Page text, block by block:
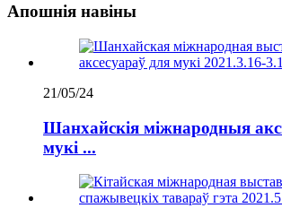
Апошнія навіны
21/05/24
Шанхайскія міжнародныя
мукі ...